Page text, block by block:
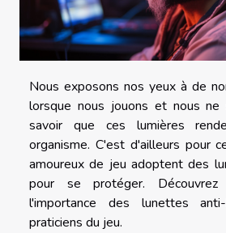
Nous exposons nos yeux à de
lorsque nous jouons et nous ne
savoir que ces lumières
organisme. C'est d'ailleurs pour
amoureux de jeu adoptent des
pour se protéger.
l'importance des lunettes
praticiens du jeu.